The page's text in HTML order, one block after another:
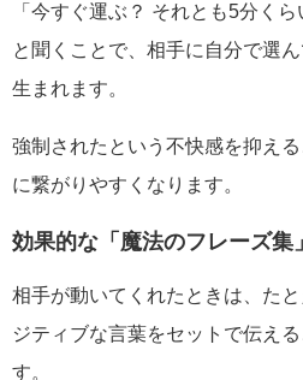
「今すぐ運ぶ？ それとも5分く
と聞くことで、相手に自分で選
生まれます。
強制されたという不快感を抑え
に繋がりやすくなります。
効果的な「魔法のフレーズ集」
相手が動いてくれたときは、た
ジティブな言葉をセットで伝え
す。